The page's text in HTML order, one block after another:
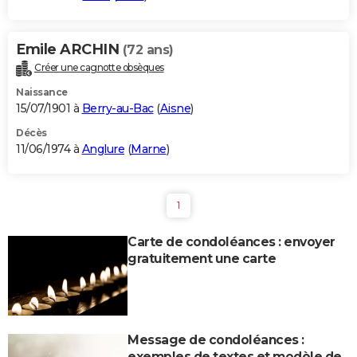
Emile ARCHIN (72 ans)
Créer une cagnotte obsèques
Naissance
15/07/1901 à Berry-au-Bac(Aisne)
Décès
11/06/1974 à Anglure (Marne)
1
Carte de condoléances : envoyer
gratuitement une carte
Message de condoléances :